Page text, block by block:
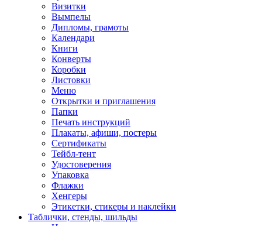
Визитки
Вымпелы
Дипломы, грамоты
Календари
Книги
Конверты
Коробки
Листовки
Меню
Открытки и приглашения
Папки
Печать инструкций
Плакаты, афиши, постеры
Сертификаты
Тейбл-тент
Удостоверения
Упаковка
Флажки
Хенгеры
Этикетки, стикеры и наклейки
Таблички, стенды, шильды